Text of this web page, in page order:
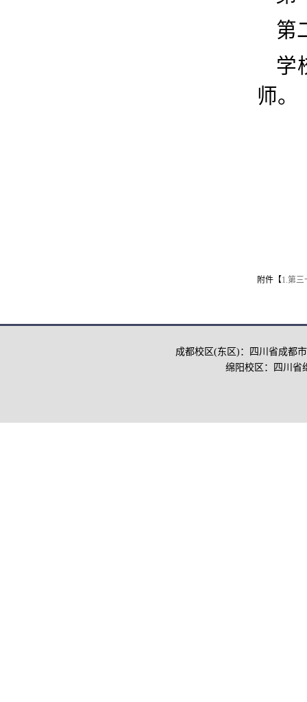
第
学
师。
附件【1.第
成都校区(东区)：四川省成都
绵阳校区：四川省